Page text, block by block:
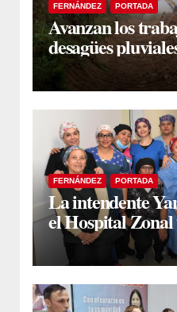
FERNÁNDEZ PORTADA
Avanzan los
desagües
impacto de la
FERNÁNDEZ PORTADA
La intendente
el Hospital
jornada de
laparoscópicas